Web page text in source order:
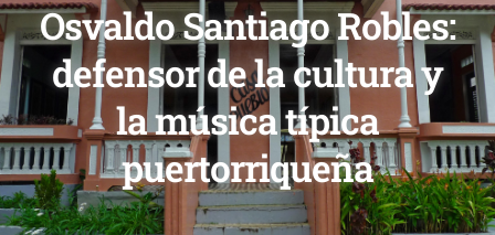
Osvaldo Santiago Robles:
defensor de la cultura y
la música típica
puertorriqueña